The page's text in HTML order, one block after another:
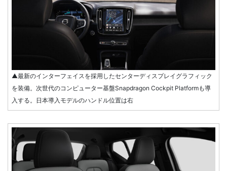
▲最新のインターフェイスを採用したセンターディスプレイグラフィック
を装備。次世代のコンピューター基盤Snapdragon Cockpit Platformも導
入する。日本導入モデルのハンドル位置は右